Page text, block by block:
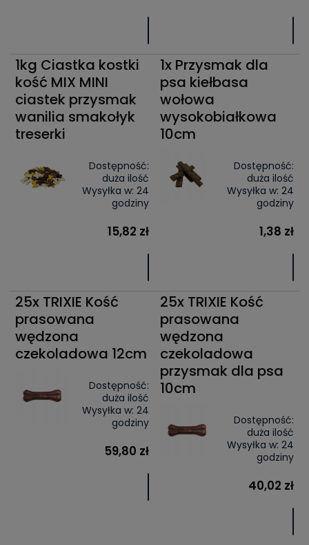
1kg Ciastka kostki
kość MIX MINI
ciastek przysmak
wanilia smakołyk
treserki
Dostępność:
duża ilość
Wysyłka w: 24
godziny
15,82 zł
1x Przysmak dla
psa kiełbasa
wołowa
wysokobiałkowa
10cm
Dostępność:
duża ilość
Wysyłka w: 24
godziny
1,38 zł
25x TRIXIE Kość
prasowana
wędzona
czekoladowa 12cm
Dostępność:
duża ilość
Wysyłka w: 24
godziny
59,80 zł
25x TRIXIE Kość
prasowana
wędzona
czekoladowa
przysmak dla psa
10cm
Dostępność:
duża ilość
Wysyłka w: 24
godziny
40,02 zł